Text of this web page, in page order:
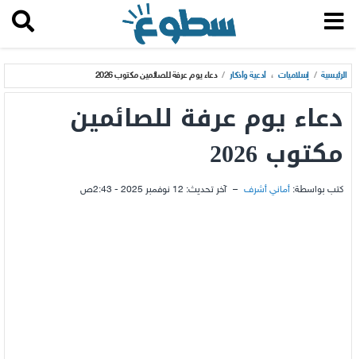
الرئيسية / إسلاميات ، أدعية وأذكار / دعاء يوم عرفة للصائمين مكتوب 2026
دعاء يوم عرفة للصائمين
مكتوب 2026
كتب بواسطة: أماني أشرف – آخر تحديث: 12 نوفمبر 2025 - 2:43ص